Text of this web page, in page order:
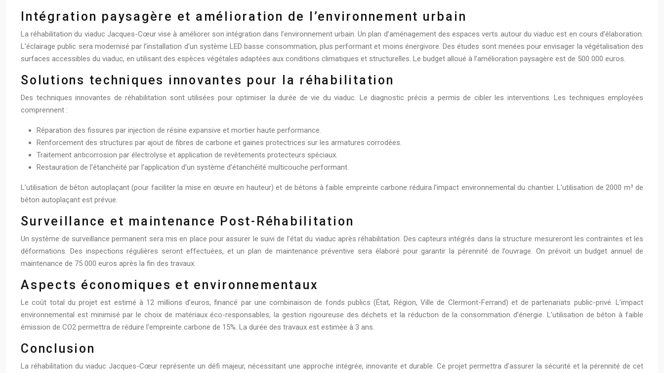
Intégration paysagère et amélioration de l’environnement urbain
La réhabilitation du viaduc Jacques-Cœur vise à améliorer son intégration dans l’environnement urbain. Un plan d’aménagement des espaces verts autour du viaduc est en cours d’élaboration.
L’éclairage public sera modernisé par l’installation d’un système LED basse consommation, plus performant et moins énergivore. Des études sont menées pour envisager la végétalisation des
surfaces accessibles du viaduc, en utilisant des espèces végétales adaptées aux conditions climatiques et structurelles. Le budget alloué à l’amélioration paysagère est de 500 000 euros.
Solutions techniques innovantes pour la réhabilitation
Des techniques innovantes de réhabilitation sont utilisées pour optimiser la durée de vie du viaduc. Le diagnostic précis a permis de cibler les interventions. Les techniques employées
comprennent :
Réparation des fissures par injection de résine expansive et mortier haute performance.
Renforcement des structures par ajout de fibres de carbone et gaines protectrices sur les armatures corrodées.
Traitement anticorrosion par électrolyse et application de revêtements protecteurs spéciaux.
Restauration de l’étanchéité par l’application d’un système d’étanchéité multicouche performant.
L’utilisation de béton autoplaçant (pour faciliter la mise en œuvre en hauteur) et de bétons à faible empreinte carbone réduira l’impact environnemental du chantier. L’utilisation de 2000 m³ de
béton autoplaçant est prévue.
Surveillance et maintenance Post-Réhabilitation
Un système de surveillance permanent sera mis en place pour assurer le suivi de l’état du viaduc après réhabilitation. Des capteurs intégrés dans la structure mesureront les contraintes et les
déformations. Des inspections régulières seront effectuées, et un plan de maintenance préventive sera élaboré pour garantir la pérennité de l’ouvrage. On prévoit un budget annuel de
maintenance de 75 000 euros après la fin des travaux.
Aspects économiques et environnementaux
Le coût total du projet est estimé à 12 millions d’euros, financé par une combinaison de fonds publics (État, Région, Ville de Clermont-Ferrand) et de partenariats public-privé. L’impact
environnemental est minimisé par le choix de matériaux éco-responsables, la gestion rigoureuse des déchets et la réduction de la consommation d’énergie. L’utilisation de béton à faible
émission de CO2 permettra de réduire l’empreinte carbone de 15%. La durée des travaux est estimée à 3 ans.
Conclusion
La réhabilitation du viaduc Jacques-Cœur représente un défi majeur, nécessitant une approche intégrée, innovante et durable. Ce projet permettra d’assurer la sécurité et la pérennité de cet